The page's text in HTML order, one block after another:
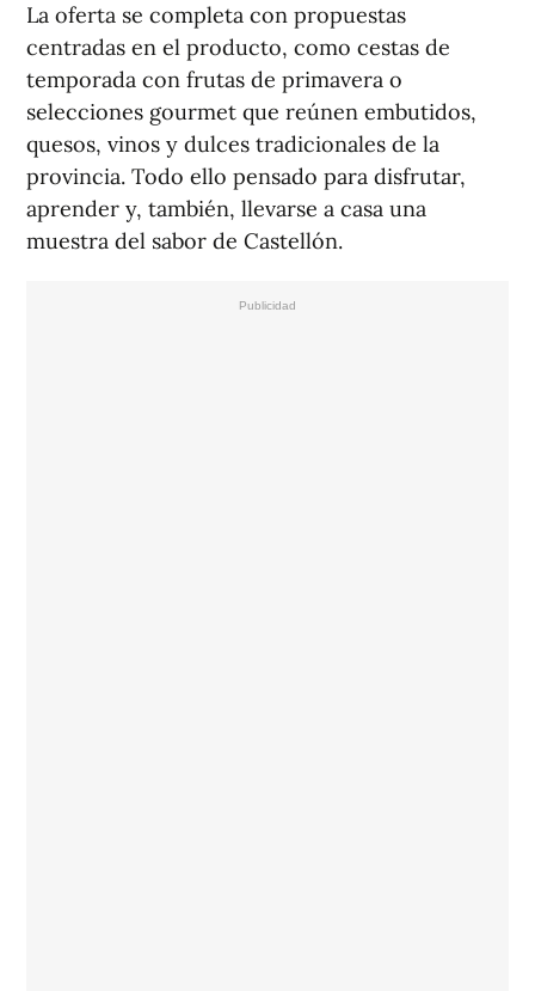
La oferta se completa con propuestas
centradas en el producto, como cestas de
temporada con frutas de primavera o
selecciones gourmet que reúnen embutidos,
quesos, vinos y dulces tradicionales de la
provincia. Todo ello pensado para disfrutar,
aprender y, también, llevarse a casa una
muestra del sabor de Castellón.